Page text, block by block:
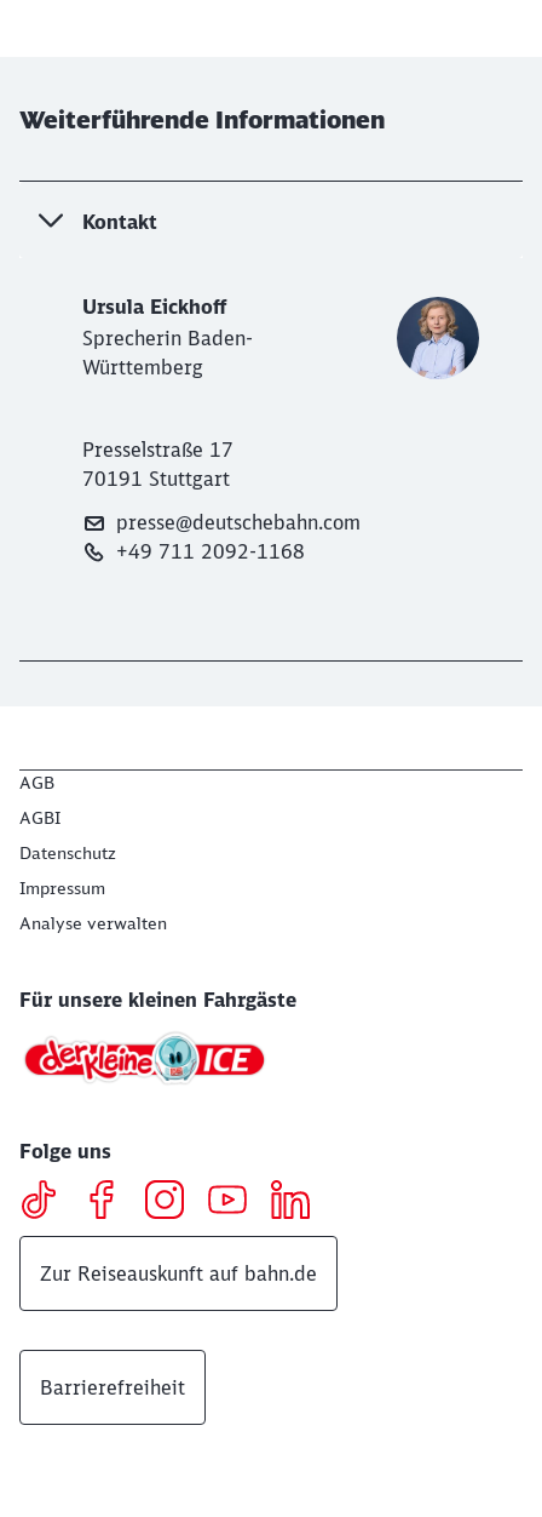
Weiterführende Informationen
Kontakt
Ursula Eickhoff
Sprecherin Baden-
Württemberg
Presselstraße 17
70191 Stuttgart
presse@deutschebahn.com
+49 711 2092-1168
AGB
AGBI
Datenschutz
Impressum
Analyse verwalten
Für unsere kleinen Fahrgäste
Folge uns
Zur Reiseauskunft auf bahn.de
Barrierefreiheit